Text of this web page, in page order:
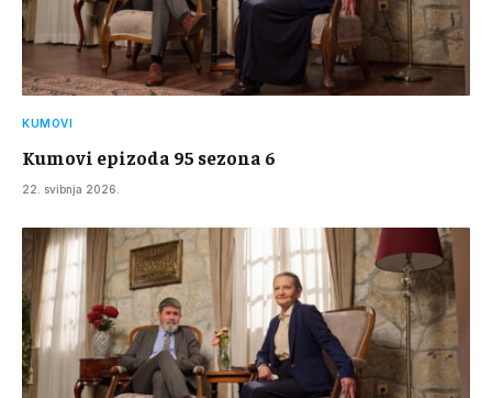
KUMOVI
Kumovi epizoda 95 sezona 6
22. svibnja 2026.